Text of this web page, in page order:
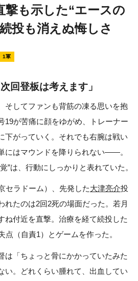
も示した“エースの
投も消えぬ悔しさ
1軍
回登板は考えます」
してファンも背筋の凍る思いを抱
19が苦痛に顔をゆがめ、トレーナー
下がっていく。それでも右腕は戦い
にはマウンドを降りられない――。
”は、行動にしっかりと表れていた。
セラドーム）、先発した大津亮介投
れたのは2回2死の場面だった。若月
ね付近を直撃。治療を経て続投した
点（自責1）とゲームを作った。
は「ちょっと骨にかかっていたみた
い。どれくらい腫れて、出血してい